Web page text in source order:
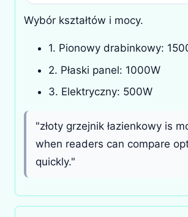
Wybór kształtów i mocy.
1. Pionowy drabinkowy:
2. Płaski panel: 1000W
3. Elektryczny: 500W
"złoty grzejnik łazienkowy is
when readers can compare
quickly."